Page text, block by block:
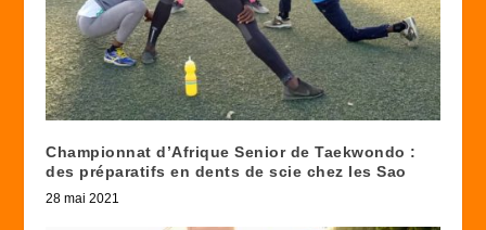
Championnat d’Afrique Senior de Taekwondo :
des préparatifs en dents de scie chez les Sao
28 mai 2021